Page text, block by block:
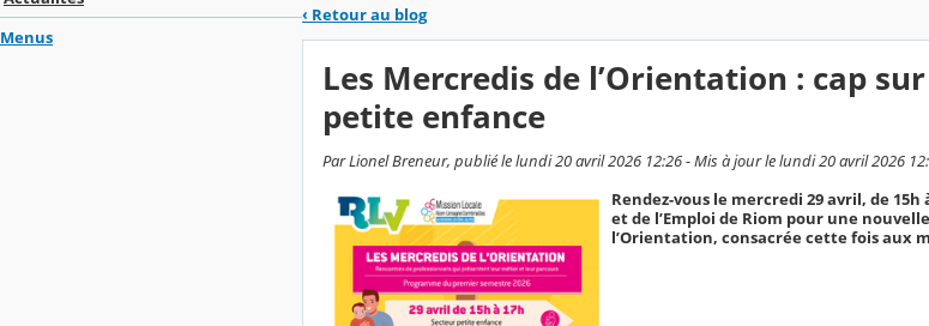
Menus
‹ Retour au blog
Les Mercredis de l’Orientation : cap
petite enfance
Par Lionel Breneur, publié le lundi 20 avril 2026 12:26 - Mis à jour le lundi 20 avril 2026
Rendez-vous le mercredi 29 avril, de 15h
et de l’Emploi de Riom pour une
l’Orientation, consacrée cette fois aux